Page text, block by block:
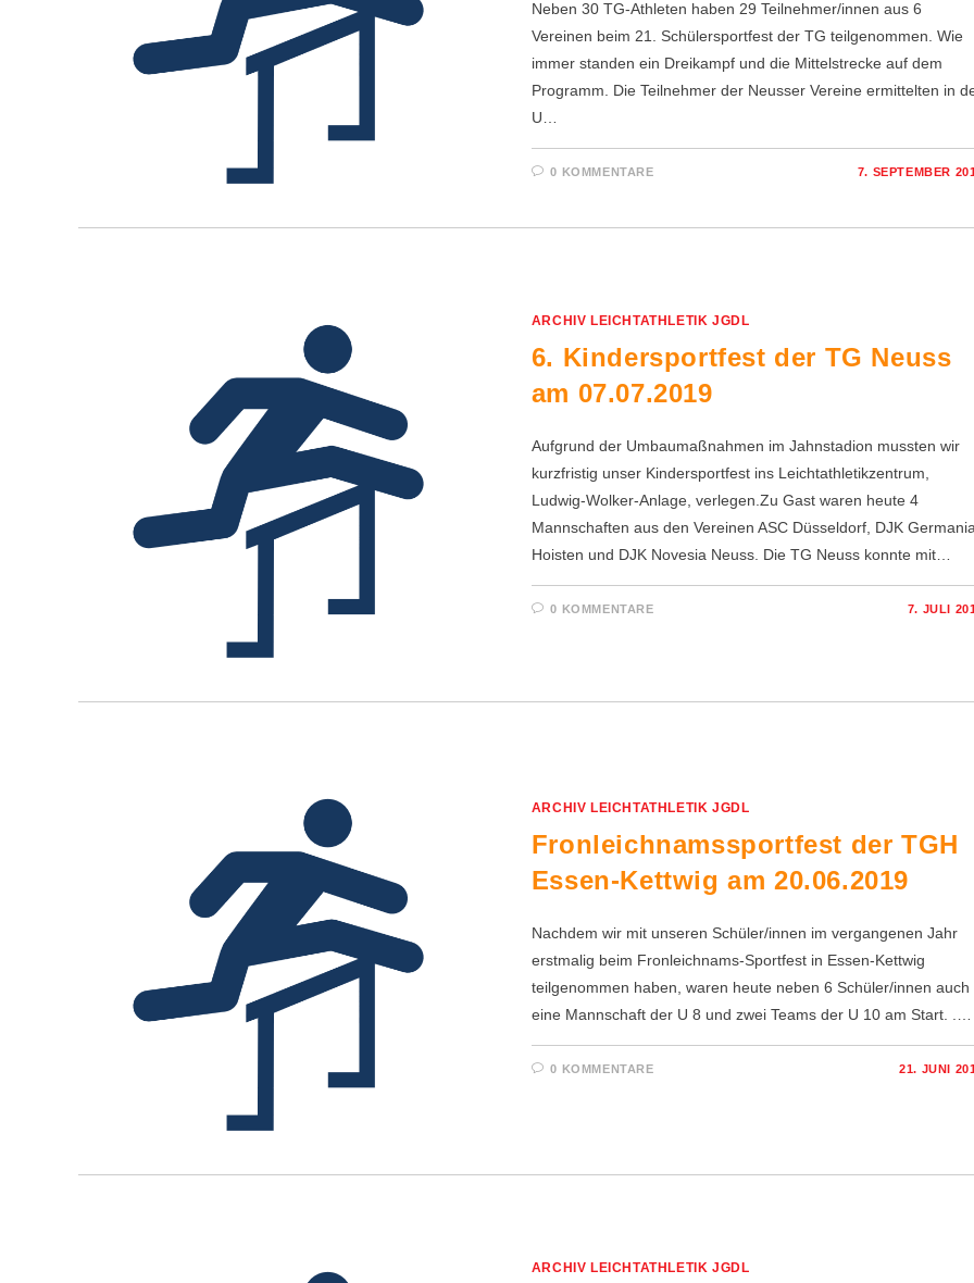
Neben 30 TG-Athleten haben 29 Teilnehmer/innen aus 6
Vereinen beim 21. Schülersportfest der TG teilgenommen. Wie
immer standen ein Dreikampf und die Mittelstrecke auf dem
Programm. Die Teilnehmer der Neusser Vereine ermittelten in
U…
0 KOMMENTARE 7. SEPTEMBER
ARCHIV LEICHTATHLETIK JGDL
6. Kindersportfest der TG Neuss
am 07.07.2019
Aufgrund der Umbaumaßnahmen im Jahnstadion mussten wir
kurzfristig unser Kindersportfest ins Leichtathletikzentrum,
Ludwig-Wolker-Anlage, verlegen.Zu Gast waren heute 4
Mannschaften aus den Vereinen ASC Düsseldorf, DJK
Hoisten und DJK Novesia Neuss. Die TG Neuss konnte mit…
0 KOMMENTARE 7. JULI
ARCHIV LEICHTATHLETIK JGDL
Fronleichnamssportfest der TGH
Essen-Kettwig am 20.06.2019
Nachdem wir mit unseren Schüler/innen im vergangenen Jahr
erstmalig beim Fronleichnams-Sportfest in Essen-Kettwig
teilgenommen haben, waren heute neben 6 Schüler/innen auch
eine Mannschaft der U 8 und zwei Teams der U 10 am Start. .…
0 KOMMENTARE 21. JUNI
ARCHIV LEICHTATHLETIK JGDL